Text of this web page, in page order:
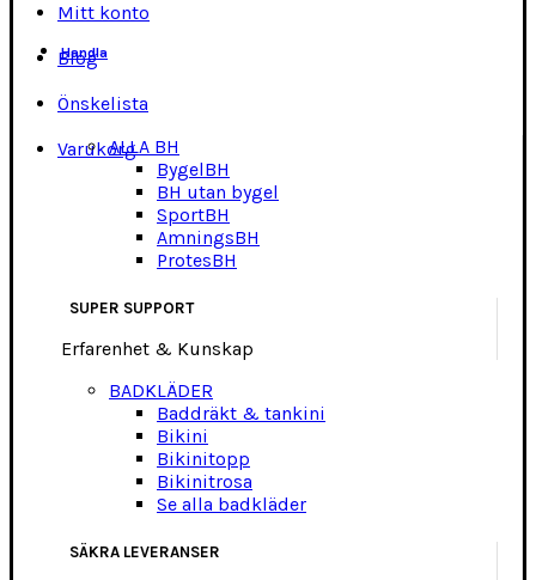
Mitt konto
Blog
Önskelista
Varukorg
Handla
ALLA BH
BygelBH
BH utan bygel
SportBH
AmningsBH
ProtesBH
SUPER SUPPORT
Erfarenhet & Kunskap
BADKLÄDER
Baddräkt & tankini
Bikini
Bikinitopp
Bikinitrosa
Se alla badkläder
SÄKRA LEVERANSER